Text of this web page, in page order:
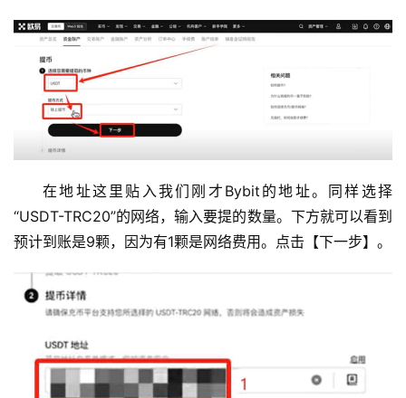
在地址这里贴入我们刚才Bybit的地址。同样选择
“USDT-TRC20”的网络，输入要提的数量。下方就可以看到
预计到账是9颗，因为有1颗是网络费用。点击【下一步】。